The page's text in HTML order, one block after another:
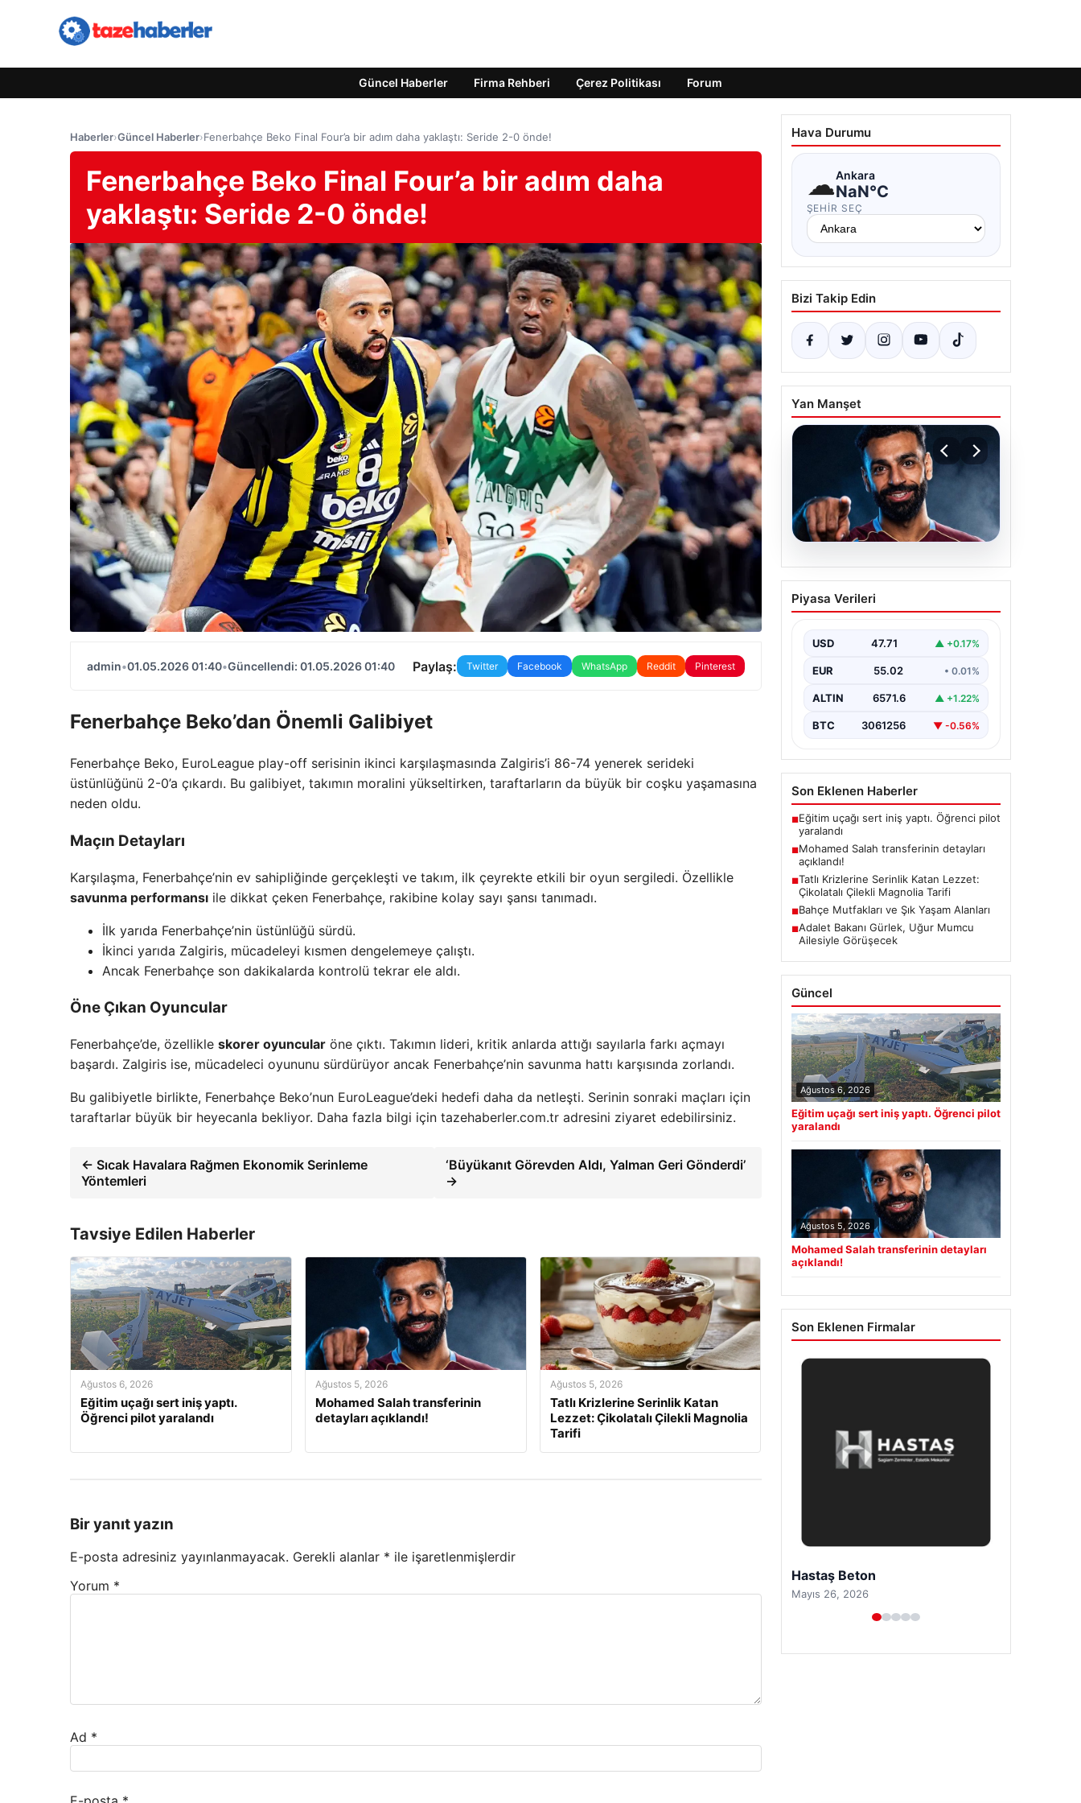
Güncel Haberler Firma Rehberi Çerez Politikası Forum
Haberler›Güncel Haberler›Fenerbahçe Beko Final Four’a bir adım daha yaklaştı: Seride 2-0 önde!
Fenerbahçe Beko Final Four’a bir adım daha
yaklaştı: Seride 2-0 önde!
admin•01.05.2026 01:40•Güncellendi: 01.05.2026 01:40 Paylaş: Twitter Facebook WhatsApp Reddit Pinterest
Fenerbahçe Beko’dan Önemli Galibiyet
Fenerbahçe Beko, EuroLeague play-off serisinin ikinci karşılaşmasında Zalgiris’i 86-74 yenerek serideki
üstünlüğünü 2-0’a çıkardı. Bu galibiyet, takımın moralini yükseltirken, taraftarların da büyük bir coşku yaşamasına
neden oldu.
Maçın Detayları
Karşılaşma, Fenerbahçe’nin ev sahipliğinde gerçekleşti ve takım, ilk çeyrekte etkili bir oyun sergiledi. Özellikle
savunma performansı ile dikkat çeken Fenerbahçe, rakibine kolay sayı şansı tanımadı.
İlk yarıda Fenerbahçe’nin üstünlüğü sürdü.
İkinci yarıda Zalgiris, mücadeleyi kısmen dengelemeye çalıştı.
Ancak Fenerbahçe son dakikalarda kontrolü tekrar ele aldı.
Öne Çıkan Oyuncular
Fenerbahçe’de, özellikle skorer oyuncular öne çıktı. Takımın lideri, kritik anlarda attığı sayılarla farkı açmayı
başardı. Zalgiris ise, mücadeleci oyununu sürdürüyor ancak Fenerbahçe’nin savunma hattı karşısında zorlandı.
Bu galibiyetle birlikte, Fenerbahçe Beko’nun EuroLeague’deki hedefi daha da netleşti. Serinin sonraki maçları için
taraftarlar büyük bir heyecanla bekliyor. Daha fazla bilgi için tazehaberler.com.tr adresini ziyaret edebilirsiniz.
← Sıcak Havalara Rağmen Ekonomik Serinleme
Yöntemleri
‘Büyükanıt Görevden Aldı, Yalman Geri Gönderdi’
→
Tavsiye Edilen Haberler
Ağustos 6, 2026
Eğitim uçağı sert iniş yaptı.
Öğrenci pilot yaralandı
Ağustos 5, 2026
Mohamed Salah transferinin
detayları açıklandı!
Ağustos 5, 2026
Tatlı Krizlerine Serinlik Katan
Lezzet: Çikolatalı Çilekli Magnolia
Tarifi
Bir yanıt yazın
E-posta adresiniz yayınlanmayacak. Gerekli alanlar * ile işaretlenmişlerdir
Yorum *
Ad *
Hava Durumu
☁Ankara
NaN°C
ŞEHIR SEÇ
Bizi Takip Edin
Yan Manşet
05.08.2026
Mohamed Salah
transferinin detayları
Piyasa Verileri
USD 47.71 ▲ +0.17%
EUR 55.02 • 0.01%
ALTIN 6571.6 ▲ +1.22%
BTC 3061256 ▼ -0.56%
Son Eklenen Haberler
■Eğitim uçağı sert iniş yaptı. Öğrenci pilot
yaralandı
■Mohamed Salah transferinin detayları
açıklandı!
■Tatlı Krizlerine Serinlik Katan Lezzet:
Çikolatalı Çilekli Magnolia Tarifi
■Bahçe Mutfakları ve Şık Yaşam Alanları
■Adalet Bakanı Gürlek, Uğur Mumcu
Ailesiyle Görüşecek
Güncel
Ağustos 6, 2026
Eğitim uçağı sert iniş yaptı. Öğrenci pilot
yaralandı
Ağustos 5, 2026
Mohamed Salah transferinin detayları
açıklandı!
Son Eklenen Firmalar
Prenses Night Club
Nisan 29, 2026